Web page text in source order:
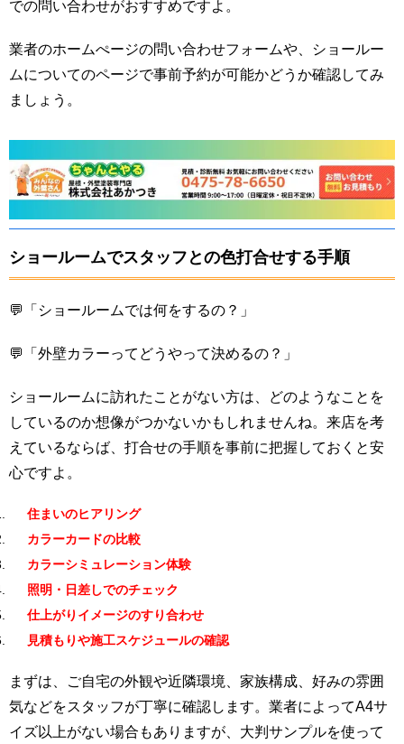
での問い合わせがおすすめですよ。
業者のホームぺージの問い合わせフォームや、ショールー
ムについてのページで事前予約が可能かどうか確認してみ
ましょう。
ショールームでスタッフとの色打合せする手順
💬「ショールームでは何をするの？」
💬「外壁カラーってどうやって決めるの？」
ショールームに訪れたことがない方は、どのようなことを
しているのか想像がつかないかもしれませんね。来店を考
えているならば、打合せの手順を事前に把握しておくと安
心ですよ。
住まいのヒアリング
カラーカードの比較
カラーシミュレーション体験
照明・日差しでのチェック
仕上がりイメージのすり合わせ
見積もりや施工スケジュールの確認
まずは、ご自宅の外観や近隣環境、家族構成、好みの雰囲
気などをスタッフが丁寧に確認します。業者によってA4サ
イズ以上がない場合もありますが、大判サンプルを使って